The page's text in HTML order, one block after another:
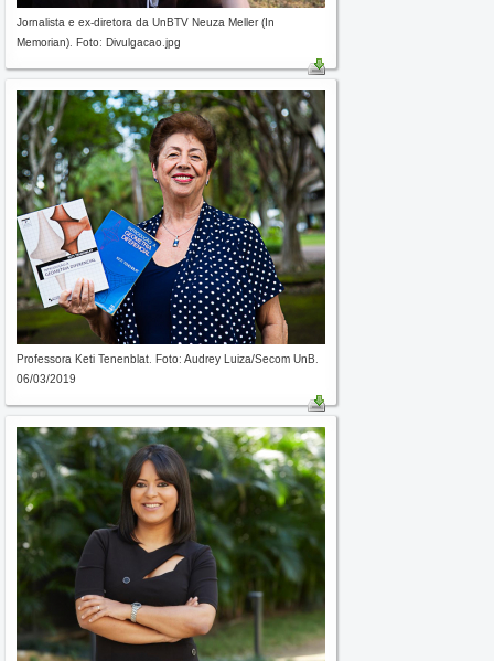
Jornalista e ex-diretora da UnBTV Neuza Meller (In
Memorian). Foto: Divulgacao.jpg
Professora Keti Tenenblat. Foto: Audrey Luiza/Secom UnB.
06/03/2019